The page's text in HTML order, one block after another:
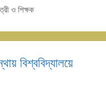
ও শিক্ষক
বিশ্ববিদ্যালয়ে